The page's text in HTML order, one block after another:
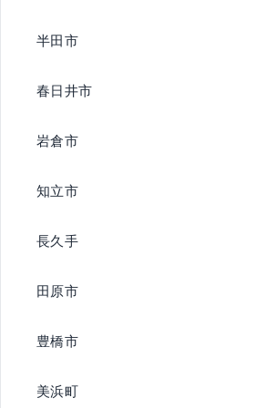
半田市
春日井市
岩倉市
知立市
長久手
田原市
豊橋市
美浜町